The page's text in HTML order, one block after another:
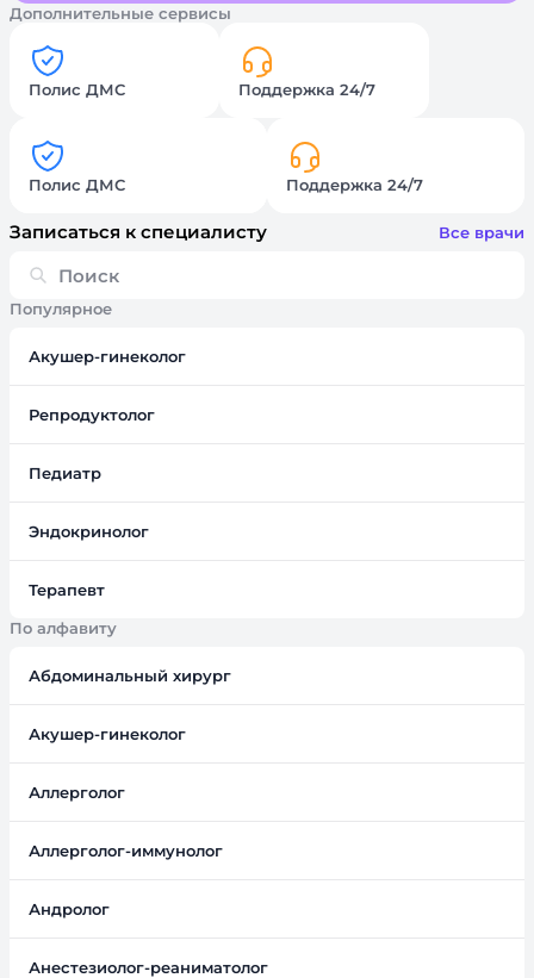
Дополнительные сервисы
Полис ДМС Поддержка 24/7
Полис ДМС Поддержка 24/7
Записаться к специалисту Все врачи
Популярное
Акушер-гинеколог
Репродуктолог
Педиатр
Эндокринолог
Терапевт
По алфавиту
Абдоминальный хирург
Акушер-гинеколог
Аллерголог
Аллерголог-иммунолог
Андролог
Анестезиолог-реаниматолог